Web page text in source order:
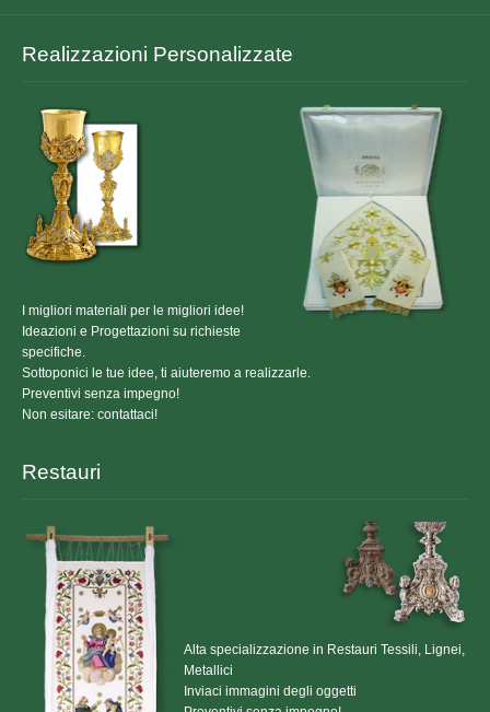
ACCESSORI
MANIFESTAZIONI
MONUMENTI
ORDINI EQUESTRI
CONTATTACI
Realizzazioni Personalizzate
I migliori materiali per le migliori idee!
Ideazioni e Progettazioni su richieste
specifiche.
Sottoponici le tue idee, ti aiuteremo a realizzarle.
Preventivi senza impegno!
Non esitare: contattaci!
Restauri
Alta specializzazione in Restauri Tessili, Lignei,
Metallici
Inviaci immagini degli oggetti